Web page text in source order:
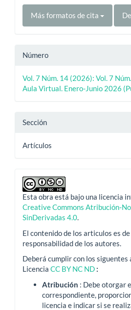
Más formatos de cita
Número
Vol. 7 Núm. 14 (2026): Vol. 7
Aula Virtual. Enero-Junio 2026
Sección
Artículos
Esta obra está bajo una licencia
Creative Commons Atribución-
SinDerivadas 4.0.
El contenido de los articulos es
responsabilidad de los autores.
Deberá cumplir con los siguentes
Licencia CC BY NC ND :
Atribución : Debe otorgar
correspondiente,
licencia e indicar si se